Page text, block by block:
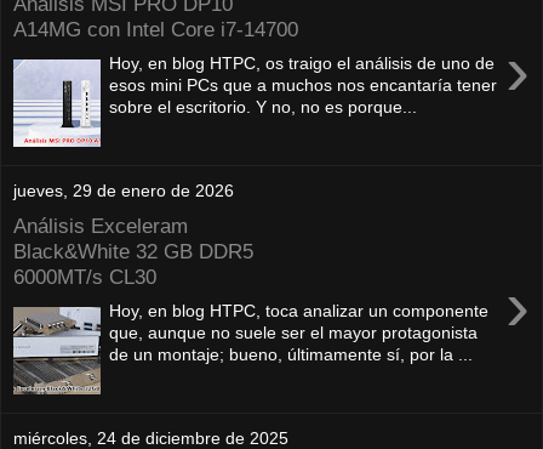
A14MG con Intel Core i7-14700
›
Hoy, en blog HTPC, os traigo el análisis de uno de
esos mini PCs que a muchos nos encantaría tener
sobre el escritorio. Y no, no es porque...
jueves, 29 de enero de 2026
Análisis Exceleram
Black&White 32 GB DDR5
6000MT/s CL30
›
Hoy, en blog HTPC, toca analizar un componente
que, aunque no suele ser el mayor protagonista
de un montaje; bueno, últimamente sí, por la ...
miércoles, 24 de diciembre de 2025